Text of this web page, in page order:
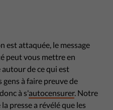
est attaquée, le message
peut vous mettre en
de ce qui est
à faire preuve de
à s'autocensurer. Notre
presse a révélé que les